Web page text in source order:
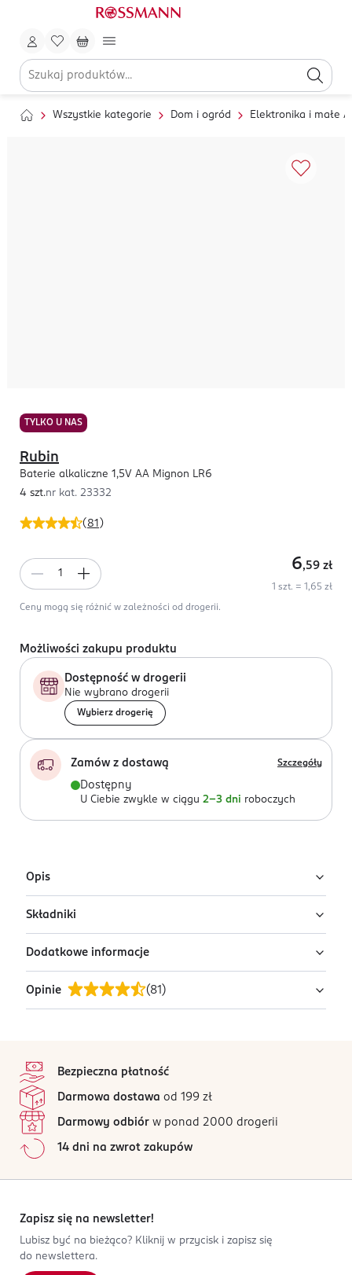
Wszystkie kategorie Dom i ogród Elektronika i małe
TYLKO U NAS
( 81 )
Rubin
Baterie alkaliczne 1,5V AA Mignon LR6
4 szt.nr kat. 23332
6,59 zł
1 szt. = 1,65 zł
Ceny mogą się różnić w zależności od drogerii.
Możliwości zakupu produktu
Dostępność w drogerii
Nie wybrano drogerii
Wybierz drogerię
Zamów z dostawą Szczegóły
Dostępny
U Ciebie zwykle w ciągu 2-3 dni roboczych
Opis
Baterie alkaliczne AA LR6.
Składniki
brak danych
Dodatkowe informacje
PRZYGOTOWANIE I STOSOWANIE
brak danych
Nie ładować. Nie wrzucać do ognia. Sprawdzić
oznaczenie +/-. Trzymać w miejscu niedostępnym dla
dzieci. W razie połknięcia niezwłocznie zasięgnąć
porady lekarza.
PRODUCENT/PODMIOT ODPOWIEDZIALNY
Burgwedel
product@rossmann.info
Opinie (81 )
Wszystkie opinie są zweryfikowane zakupem.
4
0%
2
1
0%
Bezpieczna płatność
Darmowa dostawa od 199 zł
Darmowy odbiór w ponad 2000 drogerii
14 dni na zwrot zakupów
Zapisz się na newsletter!
Lubisz być na bieżąco? Kliknij w przycisk i zapisz się
do newslettera.